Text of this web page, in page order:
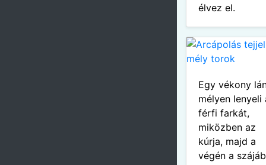
élvez el.
Egy vékony
mélyen lenyeli
férfi farkát,
miközben az
kúrja, majd a
végén a